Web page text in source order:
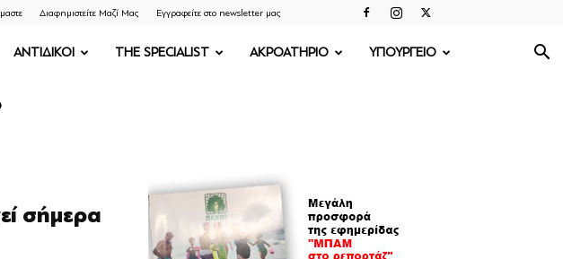
Διαφημιστείτε Μαζί Μας Εγγραφείτε στο newsletter μας
ΑΝΤΙΔΙΚΟΙ THE SPECIALIST ΑΚΡΟΑΤΗΡΙΟ ΥΠΟΥΡΓΕΙΟ
σήμερα